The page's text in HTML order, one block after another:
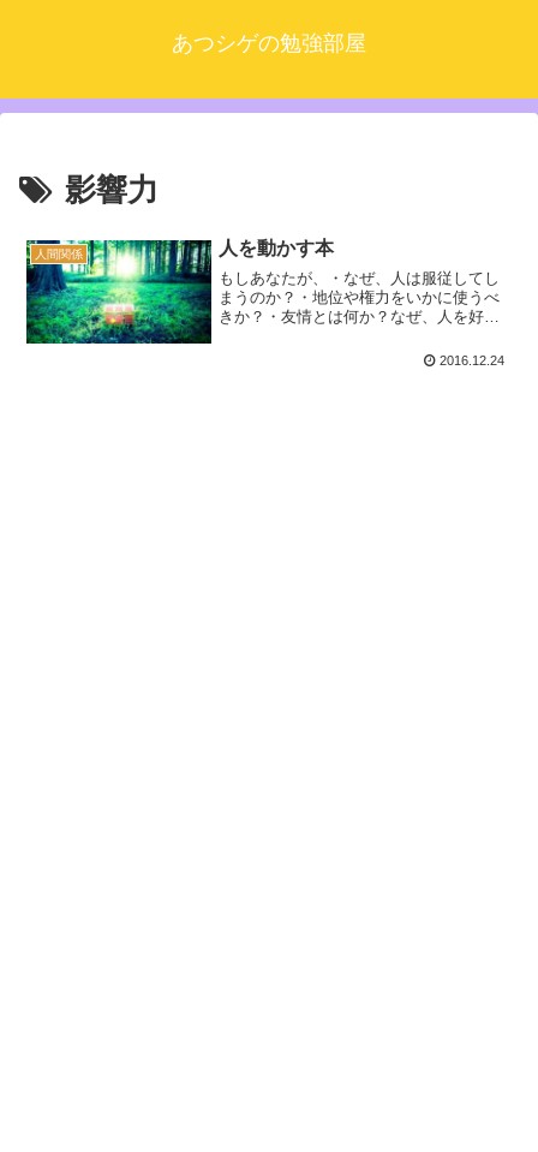
あつシゲの勉強部屋
影響力
人間関係 人を動かす本
もしあなたが、・なぜ、人は服従してし
まうのか？・地位や権力をいかに使うべ
きか？・友情とは何か？なぜ、人を好き
になりたい・集団心理が人に及ぼす影響
2016.12.24